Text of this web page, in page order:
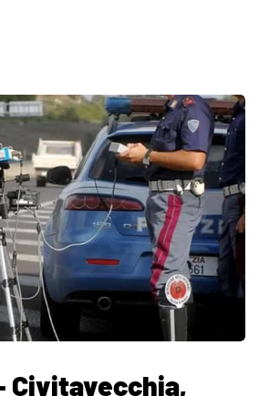
Civitavecchia,